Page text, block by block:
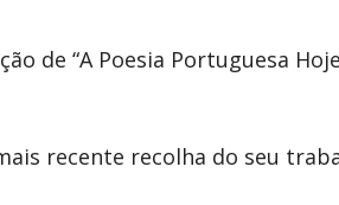
de “A Poesia Portuguesa
recente recolha do seu